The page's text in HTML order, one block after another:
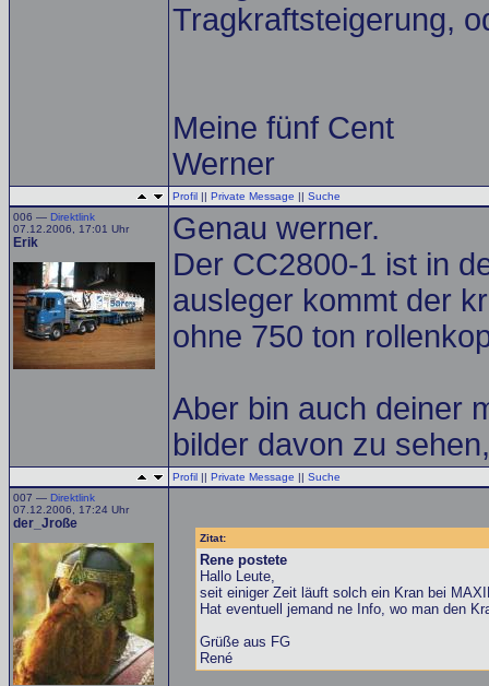
Tragkraftsteigerung,
Meine fünf Cent
Werner
Profil || Private Message || Suche
006 — Direktlink
07.12.2006, 17:01 Uhr
Erik
Genau werner.
Der CC2800-1 ist in
ausleger kommt der
ohne 750 ton
Aber bin auch deiner
bilder davon zu
Profil || Private Message || Suche
007 — Direktlink
07.12.2006, 17:24 Uhr
der_Jroße
Zitat:
Rene postete
Hallo Leute,
seit einiger Zeit läuft solch ein Kran bei
Hat eventuell jemand ne Info, wo man den
Grüße aus FG
René